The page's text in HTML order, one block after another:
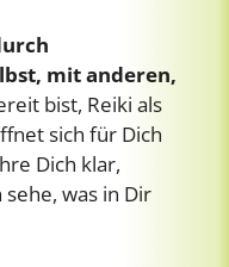
mit anderen,
bist, Reiki als
sich für Dich
Dich klar,
was in Dir